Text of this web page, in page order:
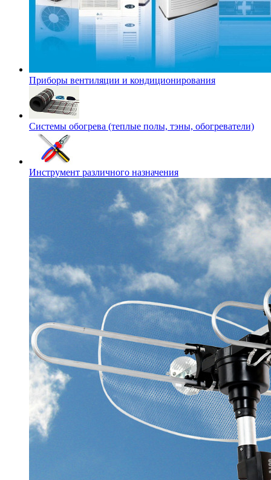
Приборы вентиляции и кондиционирования
Системы обогрева (теплые полы, тэны, обогреватели)
Инструмент различного назначения